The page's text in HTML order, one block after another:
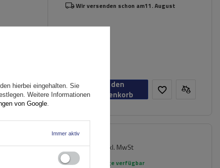
Wir versenden schon am11. August
In den
Warenkorb
inkl. MwSt
Große Menge verfügbar
hierbei eingehalten. Sie
Weitere Informationen
von Google
Immer aktiv